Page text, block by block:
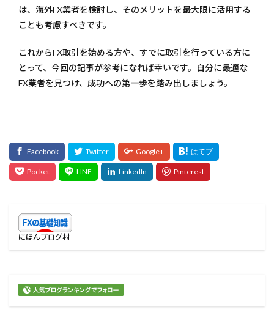
は、海外FX業者を検討し、そのメリットを最大限に活用する
ことも考慮すべきです。
これからFX取引を始める方や、すでに取引を行っている方に
とって、今回の記事が参考になれば幸いです。自分に最適な
FX業者を見つけ、成功への第一歩を踏み出しましょう。
にほんブログ村